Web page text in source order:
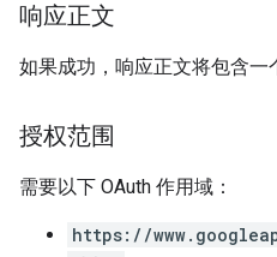
响应正文
如果成功，响应正文将包含一
授权范围
需要以下 OAuth 作用域：
https://